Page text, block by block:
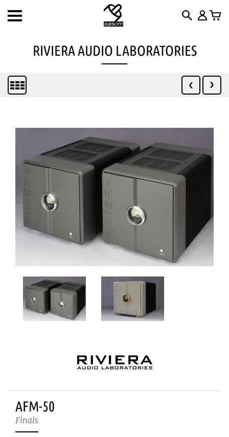
Toggle
RIVIERA AUDIO LABORATORIES
AFM-50
Finals